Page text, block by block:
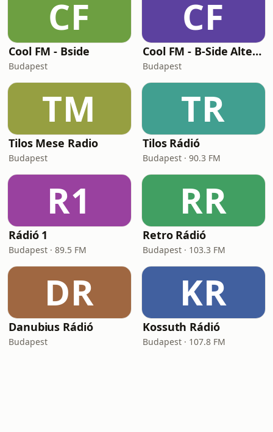
CF
Cool FM - Bside
Budapest
CF
Cool FM - B-Side Alternativ
Budapest
TM
Tilos Mese Radio
Budapest
TR
Tilos Rádió
Budapest · 90.3 FM
R1
Rádió 1
Budapest · 89.5 FM
RR
Retro Rádió
Budapest · 103.3 FM
DR
Danubius Rádió
Budapest
KR
Kossuth Rádió
Budapest · 107.8 FM